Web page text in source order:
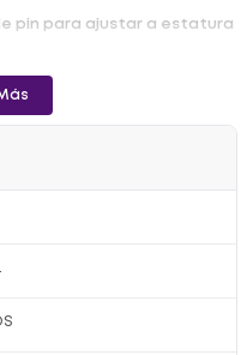
pin para ajustar a estatura
con tapa y aro.